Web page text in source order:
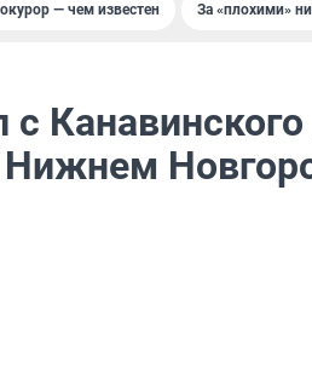
— чем известен За «плохими»
Нижнем